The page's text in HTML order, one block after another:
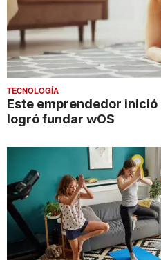
TECNOLOGÍA
Este emprendedor inició
logró fundar wOS